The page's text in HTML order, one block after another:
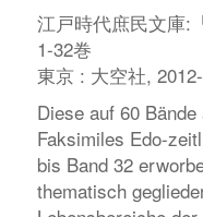
江戸時代庶民文庫:
1-32巻
東京 : 大空社,
Diese auf 60
Faksimiles Edo-
bis Band 32
thematisch